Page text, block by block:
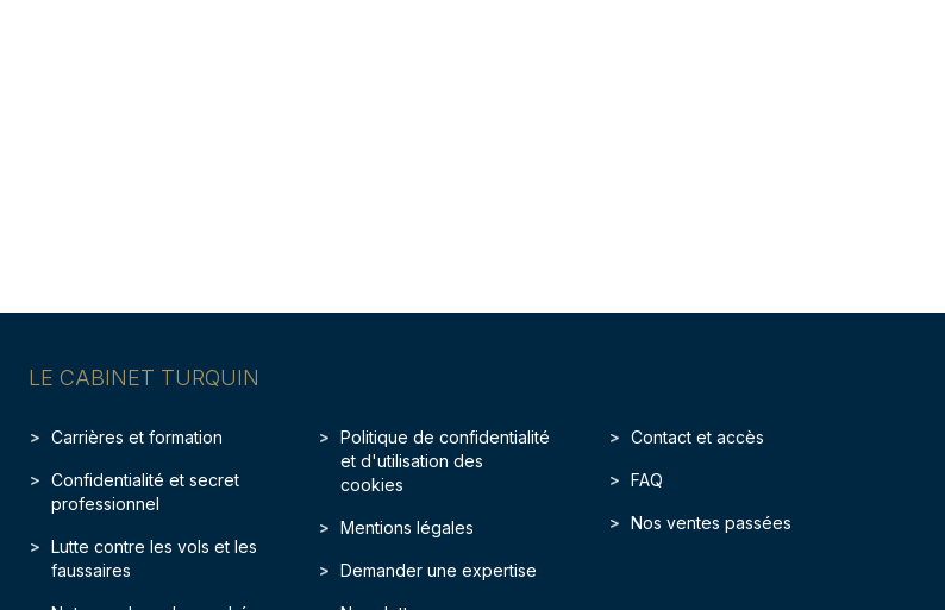
LE CABINET TURQUIN
Carrières et formation
Confidentialité et secret
professionnel
Lutte contre les vols et les
faussaires
Politique de confidentialité
et d'utilisation des
cookies
Mentions légales
Demander une expertise
Contact et accès
FAQ
Nos ventes passées